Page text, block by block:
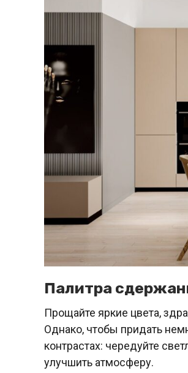
Палитра
Прощайте яркие цвета,
Однако, чтобы придать
контрастах: чередуйте
улучшить атмосферу.